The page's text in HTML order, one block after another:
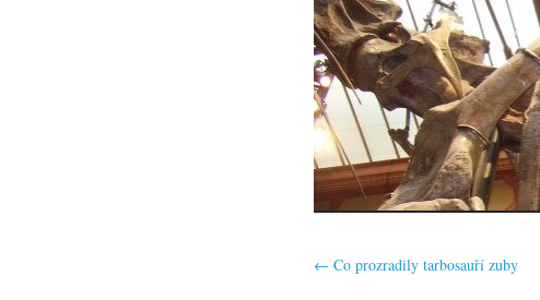
CONTENT
← Co prozradily tarbosauří zuby